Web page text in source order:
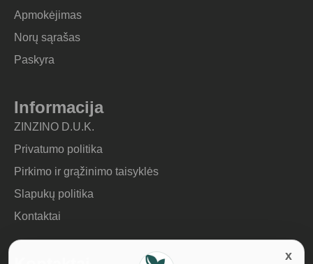
Apmokėjimas
Norų sąrašas
Paskyra
Informacija
ZINZINO D.U.K.
Privatumo politika
Pirkimo ir grąžinimo taisyklės
Slapukų politika
Kontaktai